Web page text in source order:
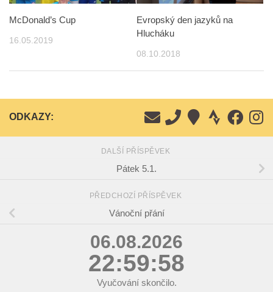
McDonald’s Cup
16.05.2019
Evropský den jazyků na
Hlucháku
08.10.2018
ODKAZY:
DALŠÍ PŘÍSPĚVEK
Pátek 5.1.
PŘEDCHOZÍ PŘÍSPĚVEK
Vánoční přání
06.08.2026
22:59:58
Vyučování skončilo.